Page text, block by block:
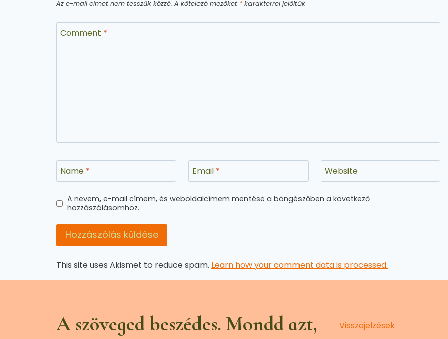
Az e-mail címet nem tesszük közzé. A kötelező mezőket * karakterrel jelöltük
Comment *
Name * Email * Website
A nevem, e-mail címem, és weboldalcímem mentése a böngészőben a következő
hozzászólásomhoz.
This site uses Akismet to reduce spam. Learn how your comment data is processed.
A szöveged beszédes. Mondd azt,
Visszajelzések